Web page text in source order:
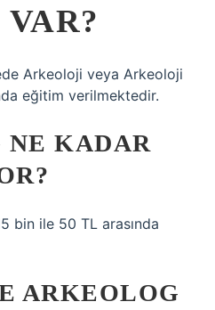
Arkeoloji veya Arkeoloji
eğitim verilmektedir.
KADAR
bin ile 50 TL arasında
ARKEOLOG